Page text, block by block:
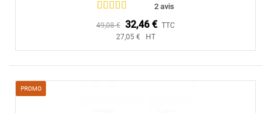
2 avis
49,08 € 32,46 € TTC
27,05 € HT
PROMO